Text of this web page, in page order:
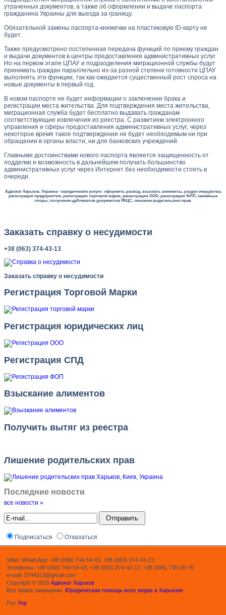
утраченных документов, а также об оформлении и выдаче паспорта
гражданина Украины для выезда за границу.
Обязательной замены паспорта-книжечки на пластиковую ID-карту не
будет.
Также предусмотрено постепенная передача функций по приему граждан
и выдачи документов в центры предоставления административных услуг.
Но на первом этапе ЦПАУ и подразделения миграционной службы будут
принимать граждан параллельно из-за разной степени готовности ЦПАУ
выполнять эти функции, так как ожидается существенный рост спроса на
новые документы в первый год.
В новом паспорте не будет информации о заключении брака и
регистрации места жительства. Для подтверждения места жительства,
миграционная служба будет бесплатно выдавать гражданам
соответствующие извлечения из реестра. С развитием электронного
управления и сферы предоставления административных услуг, через
некоторое время такое подтверждения не будет необходимым ни при
обращении в органы власти, ни для банковских учреждений.
Главными достоинствами нового паспорта является защищенность от
подделки и возможность в дальнейшем получать большинство
административных услуг через Интернет без необходимости стоять в
очереди.
Адвокат Харьков, Украина - юридические услуги: оформить развод, взыскать алименты, раздел имущества,
регистрация предприятия, регистрация торговой марки, ренистрация ООО, регистрация ФЛП, семейные
споры, получение дубликатов документов РАЦС, лишение родительских прав
Заказать справку о несудимости
+38 (063) 374-43-13
Заказать справку о несудимости
Регистрация Торговой Марки
Регистрация юридических лиц
Регистрация СПД
Взыскание алиментов
Получить вытяг из реестра
Лишение родительских прав
Последние новости
все новости »
Подписаться Отказаться
Viber, WhatsApp: +38 (066) 744-54-43, +38 (063) 374-43-13
Телефоны: +38 (066) 744-54-43, +38 (063) 374-43-13, +38 (096) 735-35-76
e-mail: 3744313@gmail.com
Copyright © 2025 Адвокат Харьков
Все права защищены. Юридическая помощь всех видов в Харькове
Рус Укр